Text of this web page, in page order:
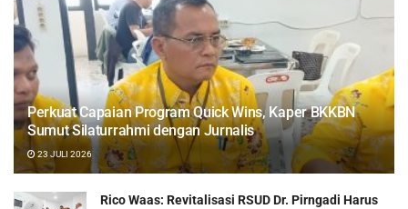
Perkuat Capaian Program Quick Wins, Kaper BKKBN
Sumut Silaturrahmi dengan Jurnalis
23 JULI 2026
Rico Waas: Revitalisasi RSUD Dr. Pirngadi Harus